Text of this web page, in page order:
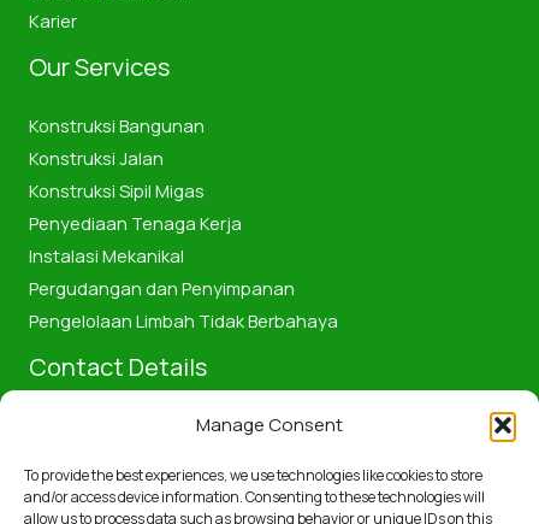
Manage Consent
To provide the best experiences, we use technologies like cookies to store
and/or access device information. Consenting to these technologies will
allow us to process data such as browsing behavior or unique IDs on this
Karier
Our Services
Konstruksi Bangunan
Konstruksi Jalan
Konstruksi Sipil Migas
Penyediaan Tenaga Kerja
Instalasi Mekanikal
Pergudangan dan Penyimpanan
Pengelolaan Limbah Tidak Berbahaya
Contact Details
Jalan Pattimura No.58, Kota Dumai, Provinsi Riau, Indonesia
+6285361188211